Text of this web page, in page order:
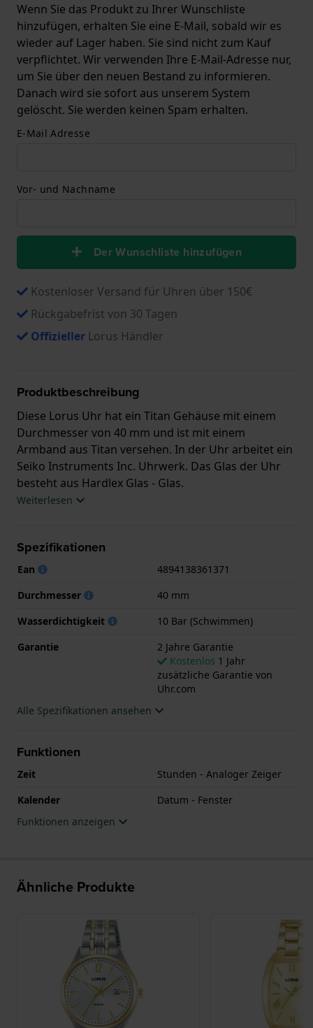
Wenn Sie das Produkt zu Ihrer Wunschliste
hinzufügen, erhalten Sie eine E-Mail, sobald wir es
wieder auf Lager haben. Sie sind nicht zum Kauf
verpflichtet. Wir verwenden Ihre E-Mail-Adresse nur,
um Sie über den neuen Bestand zu informieren.
Danach wird sie sofort aus unserem System
gelöscht. Sie werden keinen Spam erhalten.
E-Mail Adresse
Vor- und Nachname
Der Wunschliste hinzufügen
Kostenloser Versand für Uhren über 150€
Rückgabefrist von 30 Tagen
Offizieller Lorus Händler
Produktbeschreibung
Diese Lorus Uhr hat ein Titan Gehäuse mit einem
Durchmesser von 40 mm und ist mit einem
Armband aus Titan versehen. In der Uhr arbeitet ein
Seiko Instruments Inc. Uhrwerk. Das Glas der Uhr
besteht aus Hardlex Glas - Glas.
wird mit 2 Jahre Garantie geliefert.
Weiterlesen
Spezifikationen
Ean
4894138361371
Durchmesser
40 mm
Wasserdichtigkeit
10 Bar (Schwimmen)
Garantie
2 Jahre Garantie
Kostenlos 1 Jahr
zusätzliche Garantie von
Uhr.com
Alle Spezifikationen ansehen
Funktionen
Zeit
Stunden - Analoger Zeiger
Kalender
Datum - Fenster
Funktionen anzeigen
Ähnliche Produkte